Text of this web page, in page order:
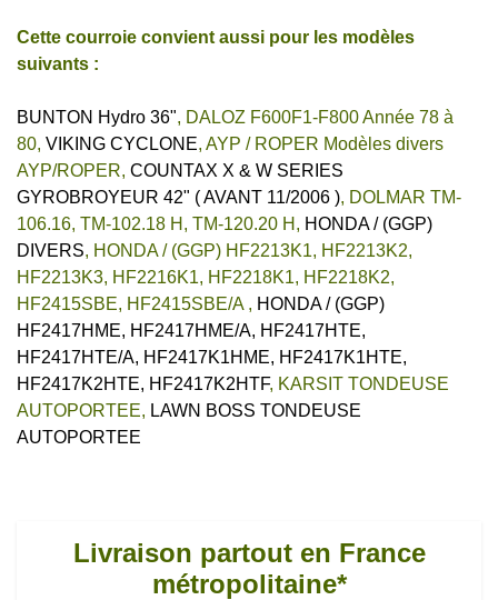
Cette courroie convient aussi pour les modèles
suivants :
BUNTON Hydro 36", DALOZ F600F1-F800 Année 78 à
80, VIKING CYCLONE, AYP / ROPER Modèles divers
AYP/ROPER, COUNTAX X & W SERIES
GYROBROYEUR 42" ( AVANT 11/2006 ), DOLMAR TM-
106.16, TM-102.18 H, TM-120.20 H , HONDA / (GGP)
DIVERS, HONDA / (GGP) HF2213K1, HF2213K2,
HF2213K3, HF2216K1, HF2218K1, HF2218K2,
HF2415SBE, HF2415SBE/A , HONDA / (GGP)
HF2417HME, HF2417HME/A, HF2417HTE,
HF2417HTE/A, HF2417K1HME, HF2417K1HTE,
HF2417K2HTE, HF2417K2HTF, KARSIT TONDEUSE
AUTOPORTEE, LAWN BOSS TONDEUSE
AUTOPORTEE
Livraison partout en France
métropolitaine*